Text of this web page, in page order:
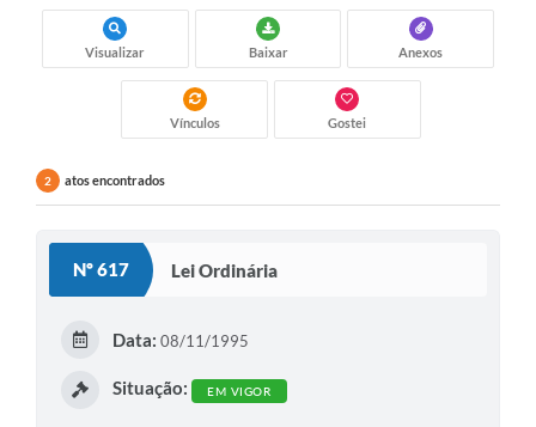
Visualizar Baixar Anexos
Vínculos Gostei
2 atos encontrados
Nº 617 Lei Ordinária
Data: 08/11/1995
Situação: EM VIGOR